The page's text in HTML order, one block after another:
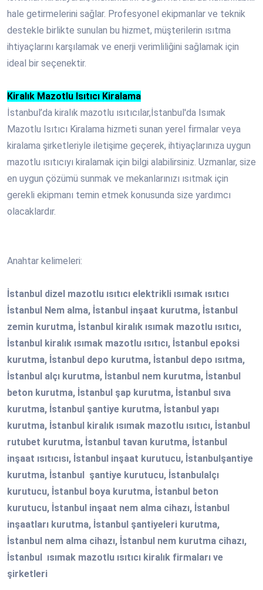
hale getirmelerini sağlar. Profesyonel ekipmanlar ve teknik
destekle birlikte sunulan bu hizmet, müşterilerin ısıtma
ihtiyaçlarını karşılamak ve enerji verimliliğini sağlamak için
ideal bir seçenektir.
Kiralık Mazotlu Isıtıcı Kiralama
İstanbul’da kiralık mazotlu ısıtıcılar,İstanbul'da Isımak
Mazotlu Isıtıcı Kiralama hizmeti sunan yerel firmalar veya
kiralama şirketleriyle iletişime geçerek, ihtiyaçlarınıza uygun
mazotlu ısıtıcıyı kiralamak için bilgi alabilirsiniz. Uzmanlar, size
en uygun çözümü sunmak ve mekanlarınızı ısıtmak için
gerekli ekipmanı temin etmek konusunda size yardımcı
olacaklardır.
Anahtar kelimeleri:
İstanbul dizel mazotlu ısıtıcı elektrikli ısımak ısıtıcı
İstanbul Nem alma, İstanbul inşaat kurutma, İstanbul
zemin kurutma, İstanbul kiralık ısımak mazotlu ısıtıcı,
İstanbul kiralık ısımak mazotlu ısıtıcı, İstanbul epoksi
kurutma, İstanbul depo kurutma, İstanbul depo ısıtma,
İstanbul alçı kurutma, İstanbul nem kurutma, İstanbul
beton kurutma, İstanbul şap kurutma, İstanbul sıva
kurutma, İstanbul şantiye kurutma, İstanbul yapı
kurutma, İstanbul kiralık ısımak mazotlu ısıtıcı, İstanbul
rutubet kurutma, İstanbul tavan kurutma, İstanbul
inşaat ısıtıcısı, İstanbul inşaat kurutucu, İstanbulşantiye
kurutma, İstanbul şantiye kurutucu, İstanbulalçı
kurutucu, İstanbul boya kurutma, İstanbul beton
kurutucu, İstanbul inşaat nem alma cihazı, İstanbul
inşaatları kurutma, İstanbul şantiyeleri kurutma,
İstanbul nem alma cihazı, İstanbul nem kurutma cihazı,
İstanbul ısımak mazotlu ısıtıcı kiralık firmaları ve
şirketleri